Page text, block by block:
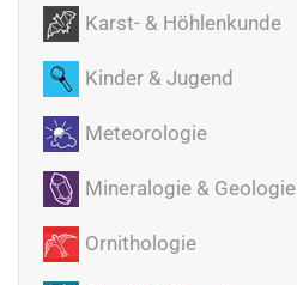
Karst- & Höhlenkunde
Kinder & Jugend
Meteorologie
Mineralogie & Geologie
Ornithologie